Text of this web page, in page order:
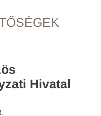
Hivatal